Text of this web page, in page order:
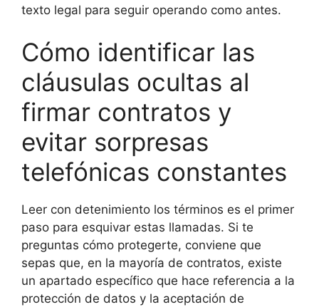
texto legal para seguir operando como antes.
Cómo identificar las
cláusulas ocultas al
firmar contratos y
evitar sorpresas
telefónicas constantes
Leer con detenimiento los términos es el primer
paso para esquivar estas llamadas. Si te
preguntas cómo protegerte, conviene que
sepas que, en la mayoría de contratos, existe
un apartado específico que hace referencia a la
protección de datos y la aceptación de